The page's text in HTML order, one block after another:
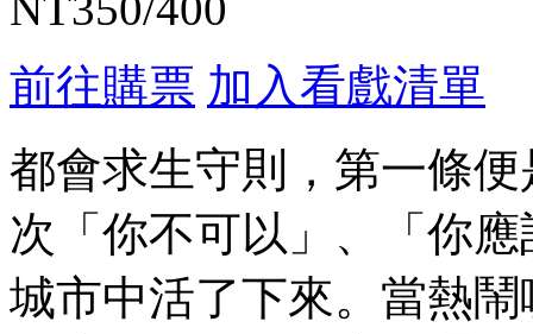
前往購票 加入看戲清單
都會求生守則，第一條
次「你不可以」、「你
城市中活了下來。當熱